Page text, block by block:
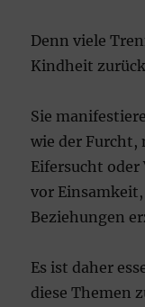
Denn viele
Kindheit
Sie
wie der Furcht,
Eifersucht oder
vor
Beziehungen
Es ist daher
diese Themen